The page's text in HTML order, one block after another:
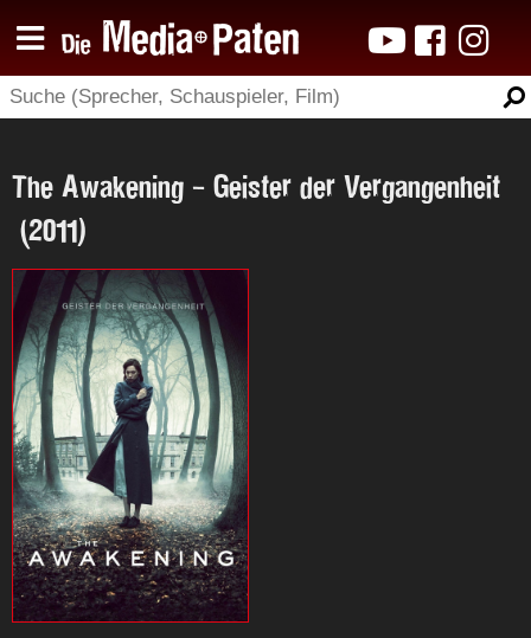
The Awakening - Geister der Vergangenheit
(2011)